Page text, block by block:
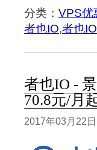
分类： VPS优
者也IO,者也
者也IO -
70.8元/月
2017年03月22